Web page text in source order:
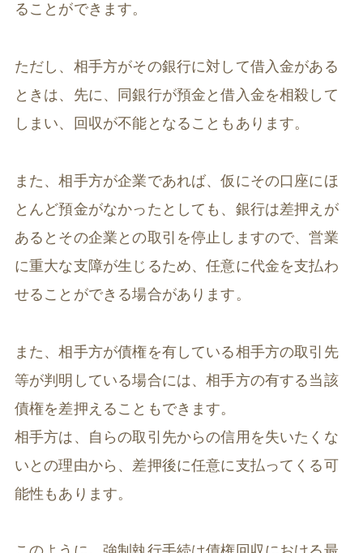
ることができます。
ただし、相手方がその銀行に対して借入金がある
ときは、先に、同銀行が預金と借入金を相殺して
しまい、回収が不能となることもあります。
また、相手方が企業であれば、仮にその口座にほ
とんど預金がなかったとしても、銀行は差押えが
あるとその企業との取引を停止しますので、営業
に重大な支障が生じるため、任意に代金を支払わ
せることができる場合があります。
また、相手方が債権を有している相手方の取引先
等が判明している場合には、相手方の有する当該
債権を差押えることもできます。
相手方は、自らの取引先からの信用を失いたくな
いとの理由から、差押後に任意に支払ってくる可
能性もあります。